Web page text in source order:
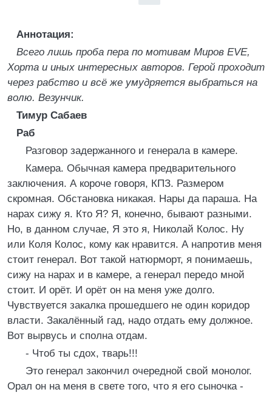
Аннотация:
Всего лишь проба пера по мотивам Миров EVE,
Хорта и иных интересных авторов. Герой проходит
через рабство и всё же умудряется выбраться на
волю. Везунчик.
Тимур Сабаев
Раб
Разговор задержанного и генерала в камере.
Камера. Обычная камера предварительного
заключения. А короче говоря, КПЗ. Размером
скромная. Обстановка никакая. Нары да параша. На
нарах сижу я. Кто Я? Я, конечно, бывают разными.
Но, в данном случае, Я это я, Николай Колос. Ну
или Коля Колос, кому как нравится. А напротив меня
стоит генерал. Вот такой натюрморт, я понимаешь,
сижу на нарах и в камере, а генерал передо мной
стоит. И орёт. И орёт он на меня уже долго.
Чувствуется закалка прошедшего не один коридор
власти. Закалённый гад, надо отдать ему должное.
Вот вырвусь и сполна отдам.
- Чтоб ты сдох, тварь!!!
Это генерал закончил очередной свой монолог.
Орал он на меня в свете того, что я его сыночка -